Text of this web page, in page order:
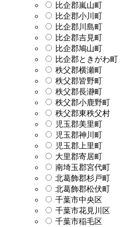
比企郡嵐山町
比企郡小川町
比企郡川島町
比企郡吉見町
比企郡鳩山町
比企郡ときがわ町
秩父郡横瀬町
秩父郡皆野町
秩父郡長瀞町
秩父郡小鹿野町
秩父郡東秩父村
児玉郡美里町
児玉郡神川町
児玉郡上里町
大里郡寄居町
南埼玉郡宮代町
北葛飾郡杉戸町
北葛飾郡松伏町
千葉市中央区
千葉市花見川区
千葉市稲毛区